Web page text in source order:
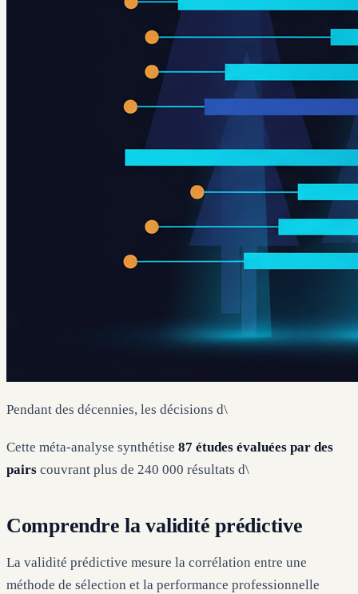
Pendant des décennies, les décisions d\
Cette méta-analyse synthétise 87 études évaluées par des
pairs couvrant plus de 240 000 résultats d\
Comprendre la validité prédictive
La validité prédictive mesure la corrélation entre une
méthode de sélection et la performance professionnelle